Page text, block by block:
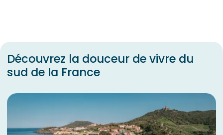
Découvrez la douceur de vivre du
sud de la France